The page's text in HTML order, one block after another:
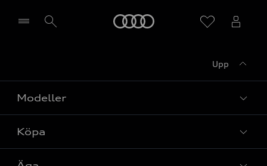
Upp
Modeller
Alla modeller
Elbilar
Köpa